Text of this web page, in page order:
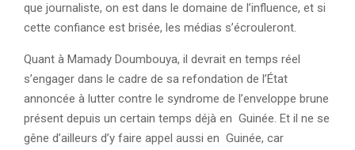
que journaliste, on est dans le domaine de l’influence, et si
cette confiance est brisée, les médias s’écrouleront.
Quant à Mamady Doumbouya, il devrait en temps réel
s’engager dans le cadre de sa refondation de l’État
annoncée à lutter contre le syndrome de l’enveloppe brune
présent depuis un certain temps déjà en Guinée. Et il ne se
gêne d’ailleurs d’y faire appel aussi en Guinée, car